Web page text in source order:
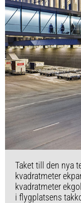
Taket till den nya
kvadratmeter
kvadratmeter
i flygplatsens